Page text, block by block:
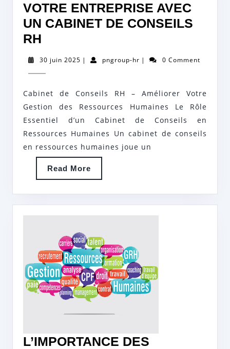
VOTRE ENTREPRISE AVEC
UN CABINET DE CONSEILS
RH
VOTRE
ENTREPRISE
AVEC
UN
CABINET
DE
CONSEILS
RH
30 juin 2025 30| pngroup-hrpngroup-
| 0 Comment
Cabinet de Conseils RH – Améliorer Votre
Gestion des Ressources Humaines Le Rôle
Essentiel d’un Cabinet de Conseils en
Ressources Humaines Un cabinet de conseils
en ressources humaines joue un
Read More
More
L’IMPORTANCE DES